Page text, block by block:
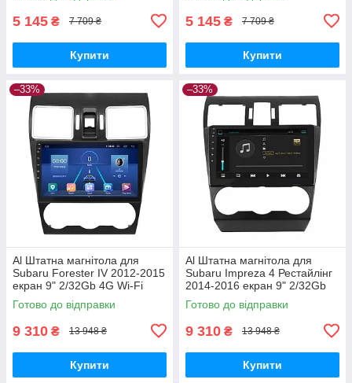
5 145 ₴ 7 709 ₴
Купити
5 145 ₴ 7 709 ₴
Купити
–33%
Al Штатна магнітола для
Subaru Forester IV 2012-2015
екран 9" 2/32Gb 4G Wi-Fi
GPS Top Android
Готово до відправки
9 310 ₴ 13 948 ₴
Купити
–33%
Al Штатна магнітола для
Subaru Impreza 4 Рестайлінг
2014-2016 екран 9" 2/32Gb
4G Wi-Fi GPS Top Android
Готово до відправки
9 310 ₴ 13 948 ₴
Купити